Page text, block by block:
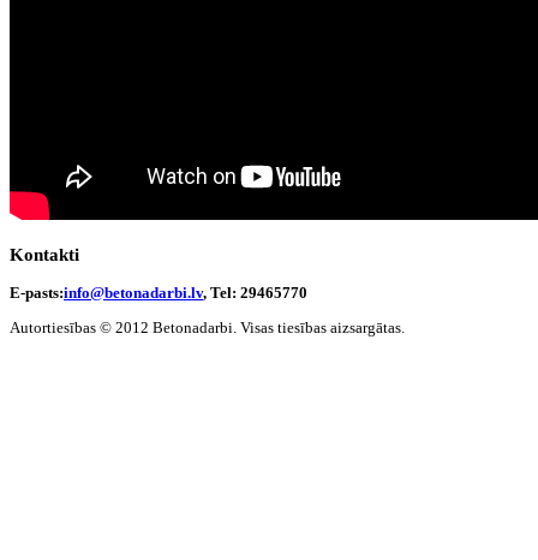
Kontakti
E-pasts:info@betonadarbi.lv, Tel: 29465770
Autortiesības © 2012 Betonadarbi. Visas tiesības aizsargātas.